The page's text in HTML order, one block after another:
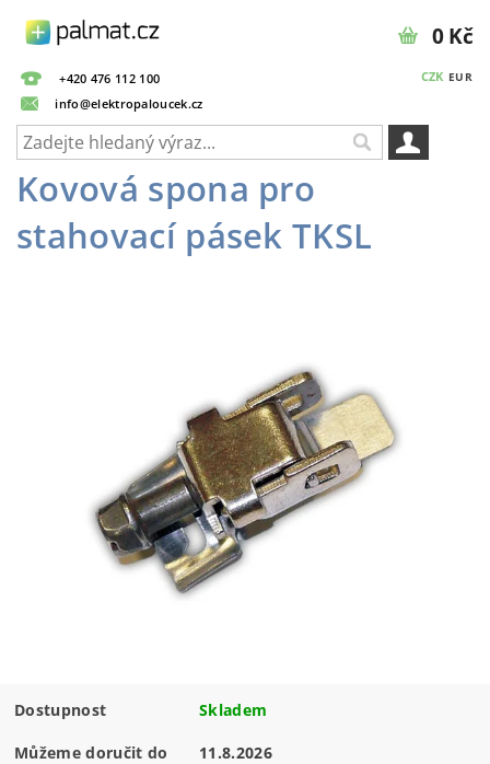
+420 476 112 100
info@elektropaloucek.cz
CZK EUR
0 Kč
Kovová spona pro
stahovací pásek TKSL
Dostupnost Skladem
Můžeme doručit do 11.8.2026